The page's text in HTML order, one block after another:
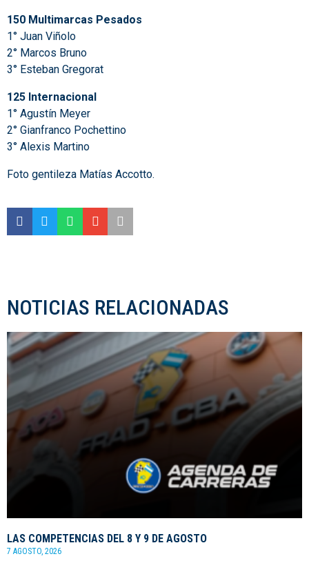
150 Multimarcas Pesados
1° Juan Viñolo
2° Marcos Bruno
3° Esteban Gregorat
125 Internacional
1° Agustín Meyer
2° Gianfranco Pochettino
3° Alexis Martino
Foto gentileza Matías Accotto.
NOTICIAS RELACIONADAS
LAS COMPETENCIAS DEL 8 Y 9 DE AGOSTO
7 AGOSTO, 2026